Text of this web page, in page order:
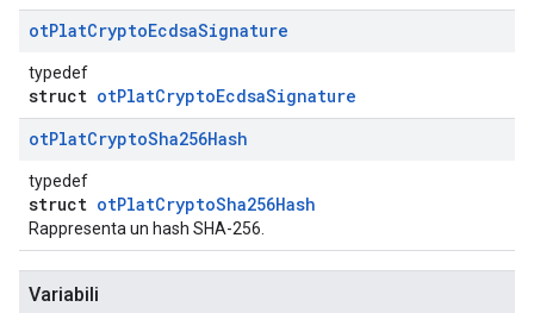
otPlatCryptoEcdsaSignature
typedef
struct otPlatCryptoEcdsaSignature
otPlatCryptoSha256Hash
typedef
struct otPlatCryptoSha256Hash
Rappresenta un hash SHA-256.
Variabili